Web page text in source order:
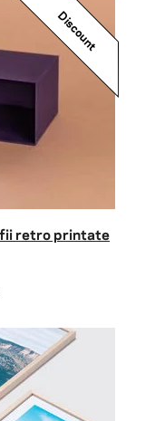
retro printate
Discount